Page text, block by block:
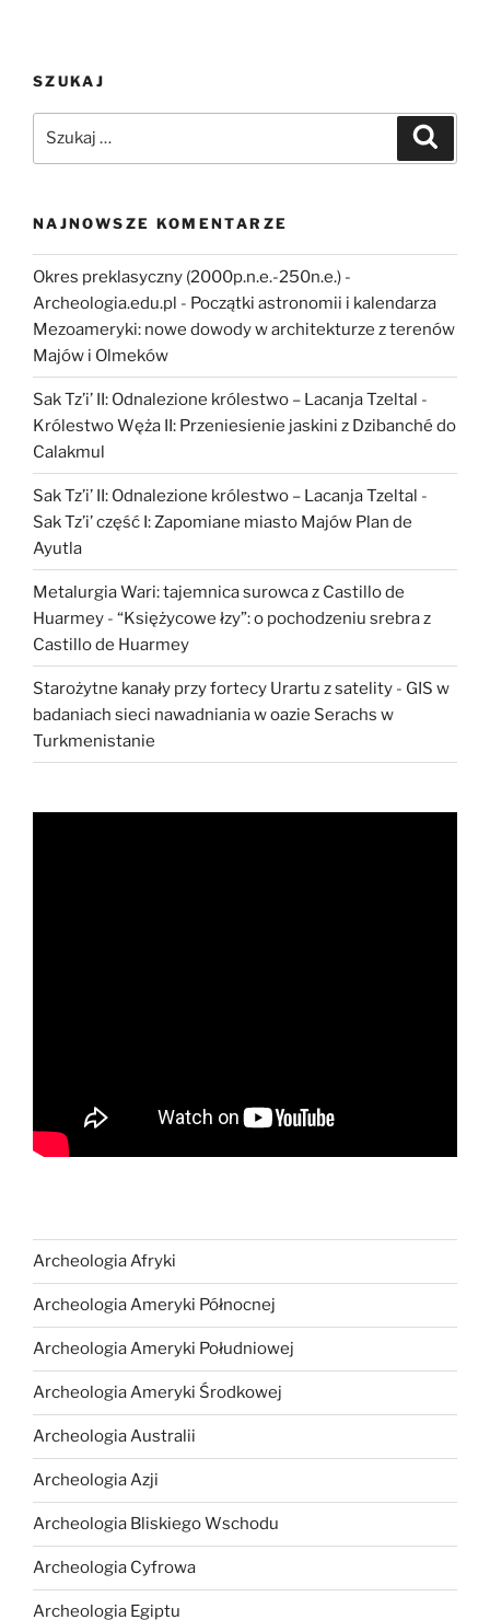
–
15
już
SZUKAJ
NAJNOWSZE KOMENTARZE
Okres preklasyczny (2000p.n.e.-250n.e.) -
Archeologia.edu.pl - Początki astronomii i kalendarza
Mezoameryki: nowe dowody w architekturze z terenów
Majów i Olmeków
Sak Tz’i’ II: Odnalezione królestwo – Lacanja Tzeltal -
Królestwo Węża II: Przeniesienie jaskini z Dzibanché do
Calakmul
Sak Tz’i’ II: Odnalezione królestwo – Lacanja Tzeltal -
Sak Tz’i’ część I: Zapomiane miasto Majów Plan de
Ayutla
Metalurgia Wari: tajemnica surowca z Castillo de
Huarmey - “Księżycowe łzy”: o pochodzeniu srebra z
Castillo de Huarmey
Starożytne kanały przy fortecy Urartu z satelity - GIS w
badaniach sieci nawadniania w oazie Serachs w
Turkmenistanie
Archeologia Afryki
Archeologia Ameryki Północnej
Archeologia Ameryki Południowej
Archeologia Ameryki Środkowej
Archeologia Australii
Archeologia Azji
Archeologia Bliskiego Wschodu
Archeologia Cyfrowa
Archeologia Egiptu